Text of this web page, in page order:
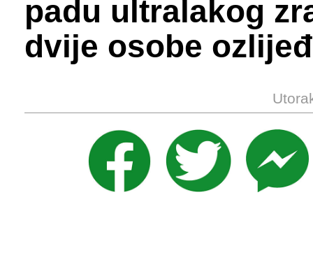
padu ultralakog
dvije osobe